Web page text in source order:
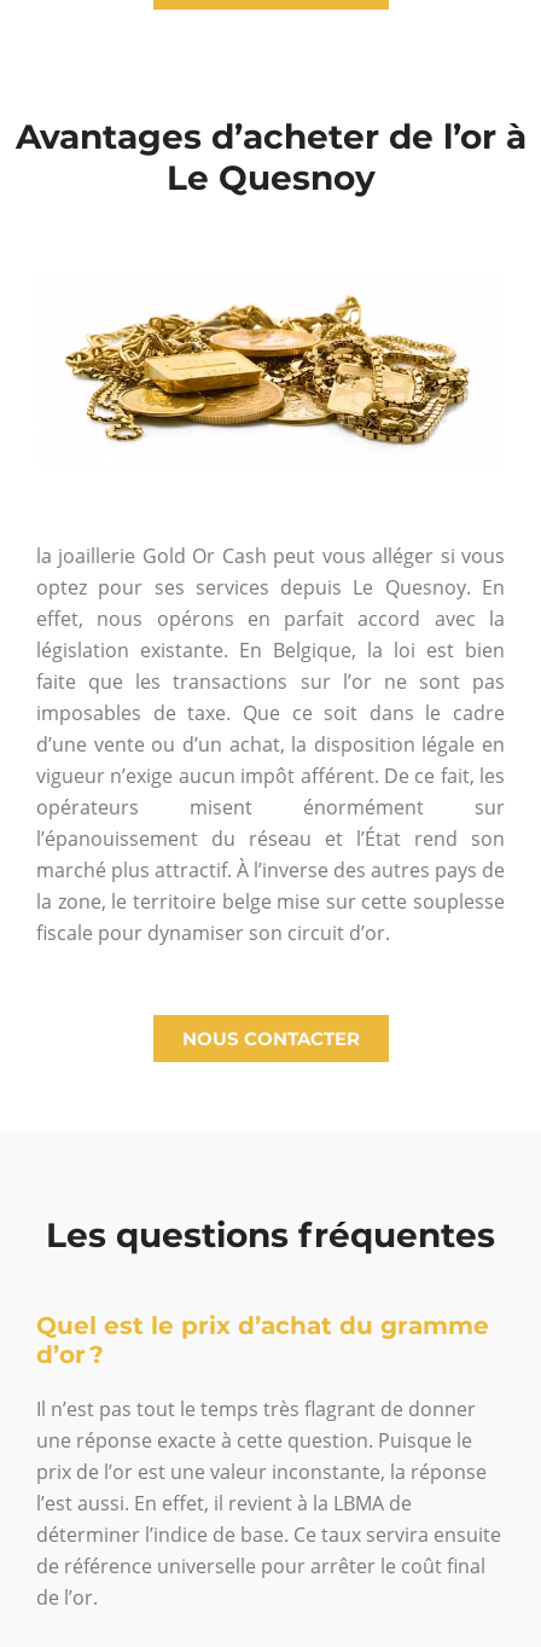
Avantages d’acheter de l’or à
Le Quesnoy
la joaillerie Gold Or Cash peut vous alléger si vous
optez pour ses services depuis Le Quesnoy. En
effet, nous opérons en parfait accord avec la
législation existante. En Belgique, la loi est bien
faite que les transactions sur l’or ne sont pas
imposables de taxe. Que ce soit dans le cadre
d’une vente ou d’un achat, la disposition légale en
vigueur n’exige aucun impôt afférent. De ce fait, les
opérateurs misent énormément sur
l’épanouissement du réseau et l’État rend son
marché plus attractif. À l’inverse des autres pays de
la zone, le territoire belge mise sur cette souplesse
fiscale pour dynamiser son circuit d’or.
NOUS CONTACTER
Les questions fréquentes
Quel est le prix d’achat du gramme
d’or ?
Il n’est pas tout le temps très flagrant de donner
une réponse exacte à cette question. Puisque le
prix de l’or est une valeur inconstante, la réponse
l’est aussi. En effet, il revient à la LBMA de
déterminer l’indice de base. Ce taux servira ensuite
de référence universelle pour arrêter le coût final
de l’or.